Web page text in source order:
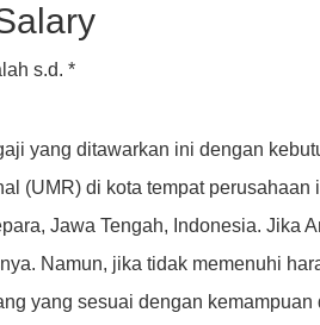
s.d. *
yang ditawarkan ini dengan
(UMR) di kota tempat
Jawa Tengah, Indonesia. Jika
Namun, jika tidak memenuhi
yang sesuai dengan